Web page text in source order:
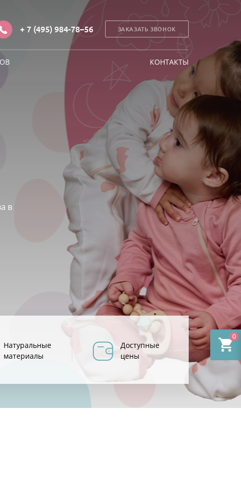
0
+ 7 (495) 984-78–56 ЗАКАЗАТЬ ЗВОНОК
КОНТАКТЫ
в
Натуральные
материалы
Доступные
цены